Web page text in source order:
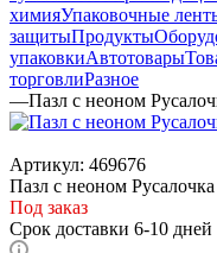
химияУпаковочные
защитыПродукты
упаковкиАвтотовары
торговлиРазное
—Пазл с неоном
Артикул: 469676
Пазл с неоном Русалочка
Под заказ
Срок доставки 6-10 дней